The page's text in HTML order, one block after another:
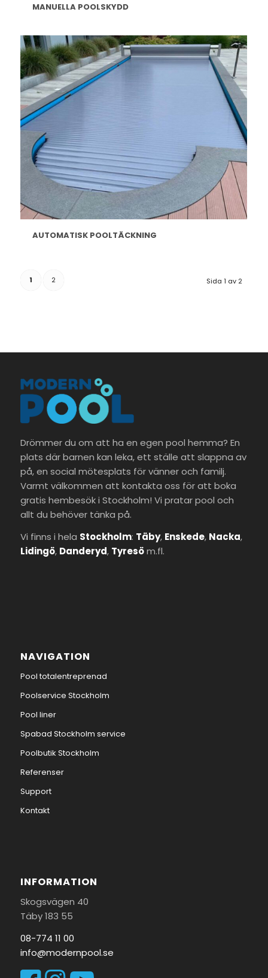
MANUELLA POOLSKYDD
AUTOMATISK POOLTÄCKNING
Sida 1 av 2
1 2
Drömmer du om att ha en egen pool hemma? En
plats där barnen kan leka, ett ställe att slappna av
på, en social mötesplats för vänner och familj.
Varmt välkommen att kontakta oss för att boka
gratis hembesök i Stockholm! Vi pratar pool och
allt du behöver tänka på.
Vi finns i hela Stockholm: Täby, Enskede, Nacka,
Lidingö, Danderyd, Tyresöm.fl.
NAVIGATION
Pool totalentreprenad
Poolservice Stockholm
Pool liner
Spabad Stockholm service
Poolbutik Stockholm
Referenser
Support
Kontakt
INFORMATION
Skogsvägen 40
Täby 183 55
08-774 11 00
info@modernpool.se